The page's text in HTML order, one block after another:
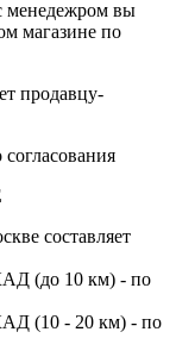
менедежром вы
магазине по
продавцу-
составляет
(до 10 км) - по
(10 - 20 км) - по